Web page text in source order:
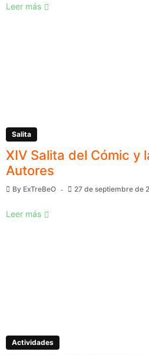
Leer más
Salita
XIV Salita del Cómic y
Autores
By ExTreBeO 27 de septiembre de
Leer más
Actividades